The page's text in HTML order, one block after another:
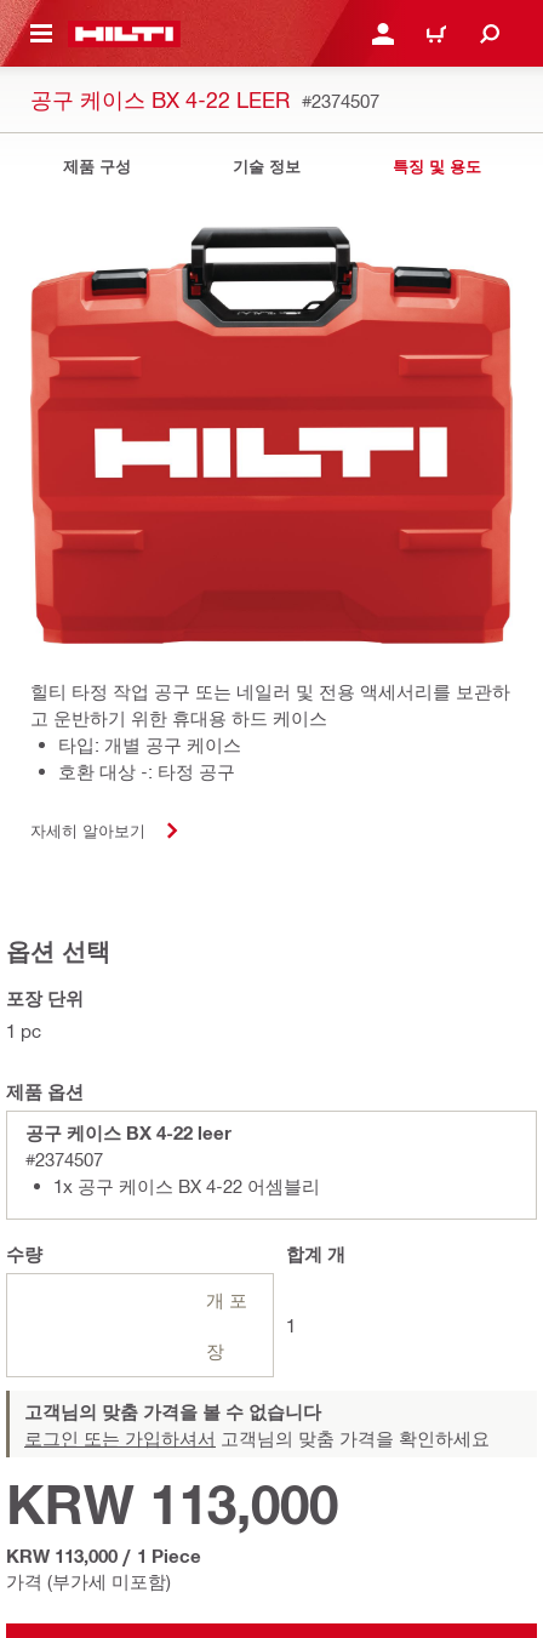
으로 건너뛰기 로그인 또는 회원가입
장바구니
공구 케이스 BX 4-22 LEER #2374507
제품 구성 기술 정보 특징 및 용도
힐티 타정 작업 공구 또는 네일러 및 전용 액세서리를 보관하
고 운반하기 위한 휴대용 하드 케이스
타입: 개별 공구 케이스
호환 대상 -: 타정 공구
자세히 알아보기
옵션 선택
포장 단위
1 pc
제품 옵션
공구 케이스 BX 4-22 leer
#2374507
1x 공구 케이스 BX 4-22 어셈블리
수량
개 포
장
합계 개
1
고객님의 맞춤 가격을 볼 수 없습니다
로그인 또는 가입하셔서 고객님의 맞춤 가격을 확인하세요
가격 (부가세 미포함)
KRW 113,000
KRW 113,000 / 1 Piece